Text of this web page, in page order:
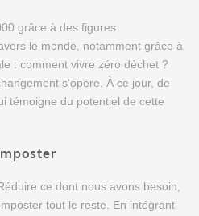
grâce à des figures
le monde, notamment grâce à
: comment vivre zéro déchet ?
s’opère. À ce jour, de
témoigne du potentiel de cette
ce dont nous avons besoin,
tout le reste. En intégrant